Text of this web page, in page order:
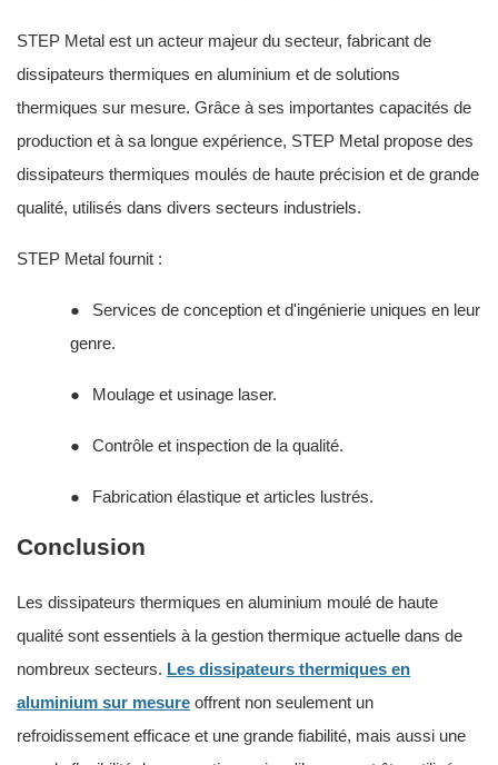
STEP Metal est un acteur majeur du secteur, fabricant de
dissipateurs thermiques en aluminium et de solutions
thermiques sur mesure. Grâce à ses importantes capacités de
production et à sa longue expérience, STEP Metal propose des
dissipateurs thermiques moulés de haute précision et de grande
qualité, utilisés dans divers secteurs industriels.
STEP Metal fournit :
●
Services de conception et d'ingénierie uniques en leur
genre.
● Moulage et usinage laser.
● Contrôle et inspection de la qualité.
● Fabrication élastique et articles lustrés.
Conclusion
Les dissipateurs thermiques en aluminium moulé de haute
qualité sont essentiels à la gestion thermique actuelle dans de
nombreux secteurs. Les dissipateurs thermiques en
aluminium sur mesure offrent non seulement un
refroidissement efficace et une grande fiabilité, mais aussi une